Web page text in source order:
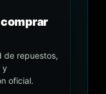
de repuestos,
y
oficial.